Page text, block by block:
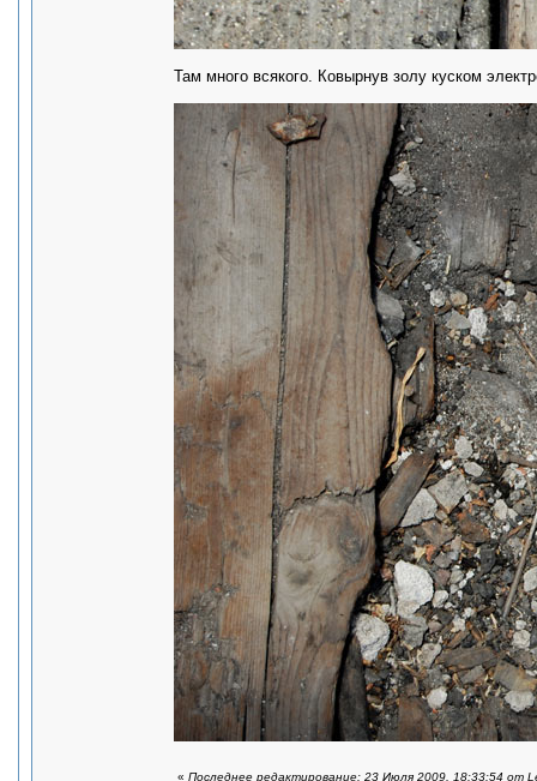
Там много всякого. Ковырнув золу куском
« Последнее редактирование: 23 Июля 2009, 18:33:54 от